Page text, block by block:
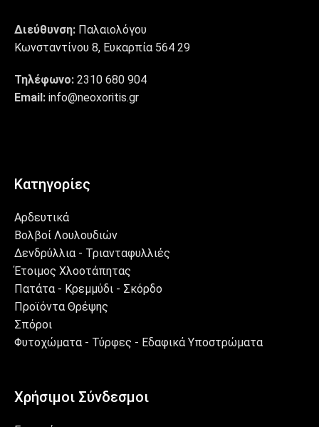
Διεύθυνση: Παλαιολόγου
Κωνσταντίνου 8, Ευκαρπία 564 29
Τηλέφωνο: 2310 680 904
Email: info@neoxoritis.gr
Κατηγορίες
Αρδευτικά
Βολβοί Λουλουδιών
Δενδρύλλια - Τριανταφυλλιές
Έτοιμος Χλοοτάπητας
Πατάτα - Κρεμμύδι - Σκόρδο
Προϊόντα Θρέψης
Σπόροι
Φυτοχώματα - Τύρφες - Εδαφικά Υποστρώματα
Χρήσιμοι Σύνδεσμοι